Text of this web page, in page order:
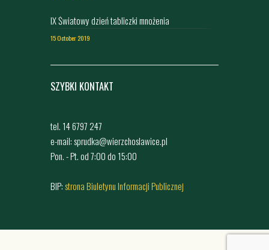
IX Światowy dzień tabliczki mnożenia
15 October 2019
SZYBKI KONTAKT
tel. 14 6797 247
e-mail: sprudka@wierzchoslawice.pl
Pon. - Pt. od 7:00 do 15:00
BIP:strona Biuletynu Informacji Publicznej